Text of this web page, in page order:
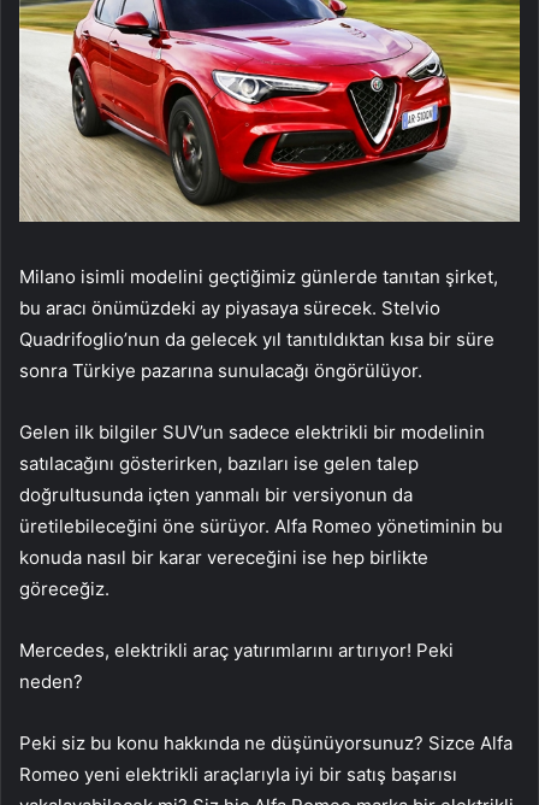
Milano isimli modelini geçtiğimiz günlerde tanıtan şirket,
bu aracı önümüzdeki ay piyasaya sürecek. Stelvio
Quadrifoglio’nun da gelecek yıl tanıtıldıktan kısa bir süre
sonra Türkiye pazarına sunulacağı öngörülüyor.
Gelen ilk bilgiler SUV’un sadece elektrikli bir modelinin
satılacağını gösterirken, bazıları ise gelen talep
doğrultusunda içten yanmalı bir versiyonun da
üretilebileceğini öne sürüyor. Alfa Romeo yönetiminin bu
konuda nasıl bir karar vereceğini ise hep birlikte
göreceğiz.
Mercedes, elektrikli araç yatırımlarını artırıyor! Peki
neden?
Peki siz bu konu hakkında ne düşünüyorsunuz? Sizce Alfa
Romeo yeni elektrikli araçlarıyla iyi bir satış başarısı